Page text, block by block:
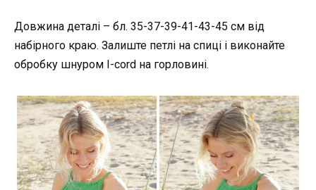
Довжина деталі – бл. 35-37-39-41-43-45 см від
набірного краю. Залиште петлі на спиці і виконайте
обробку шнуром I-cord на горловині.